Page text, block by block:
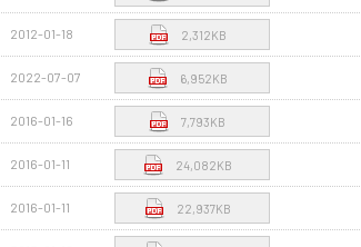
2012-01-18 2,312KB
2022-07-07 6,952KB
2016-01-16 7,793KB
2016-01-11 24,082KB
2016-01-11 22,937KB